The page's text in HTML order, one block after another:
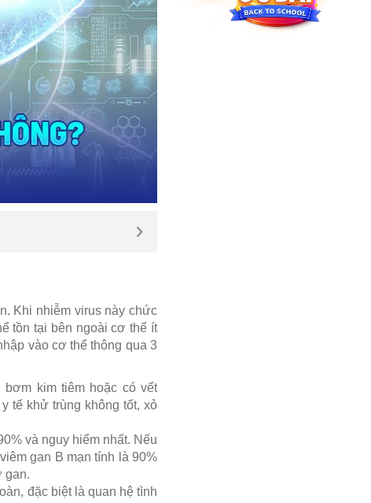
Khi nhiễm virus này chức
tồn tại bên ngoài cơ thể ít
vào cơ thể thông qua 3
kim tiêm hoặc có vết
tế khử trùng không tốt, xỏ
và nguy hiểm nhất. Nếu
gan B mạn tính là 90%
gan.
đặc biệt là quan hệ tình